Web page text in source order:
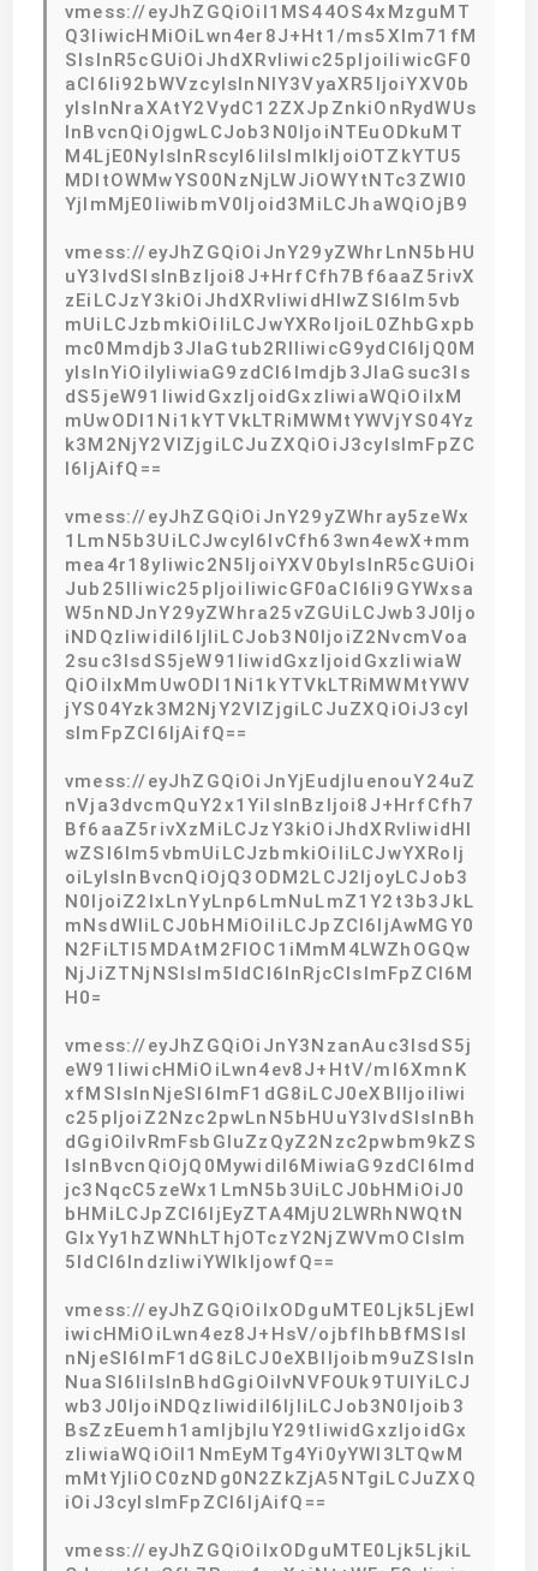
vmess://eyJhZGQiOiI1MS44OS4xMzguMT
Q3IiwicHMiOiLwn4er8J+Ht1/ms5Xlm71fM
SIsInR5cGUiOiJhdXRvIiwic25pIjoiIiwicGF0
aCI6Ii92bWVzcyIsInNlY3VyaXR5IjoiYXV0b
yIsInNraXAtY2VydC12ZXJpZnkiOnRydWUs
InBvcnQiOjgwLCJob3N0IjoiNTEuODkuMT
M4LjE0NyIsInRscyI6IiIsImlkIjoiOTZkYTU5
MDItOWMwYS00NzNjLWJiOWYtNTc3ZWI0
YjlmMjE0IiwibmV0Ijoid3MiLCJhaWQiOjB9
vmess://eyJhZGQiOiJnY29yZWhrLnN5bHU
uY3lvdSIsInBzIjoi8J+HrfCfh7Bf6aaZ5rivX
zEiLCJzY3kiOiJhdXRvIiwidHlwZSI6Im5vb
mUiLCJzbmkiOiIiLCJwYXRoIjoiL0ZhbGxpb
mc0Mmdjb3JlaGtub2RlIiwicG9ydCI6IjQ0M
yIsInYiOiIyIiwiaG9zdCI6Imdjb3JlaGsuc3ls
dS5jeW91IiwidGxzIjoidGxzIiwiaWQiOiIxM
mUwODI1Ni1kYTVkLTRiMWMtYWVjYS04Yz
k3M2NjY2VlZjgiLCJuZXQiOiJ3cyIsImFpZC
I6IjAifQ==
vmess://eyJhZGQiOiJnY29yZWhray5zeWx
1LmN5b3UiLCJwcyI6IvCfh63wn4ewX+mm
mea4r18yIiwic2N5IjoiYXV0byIsInR5cGUiOi
Jub25lIiwic25pIjoiIiwicGF0aCI6Ii9GYWxsa
W5nNDJnY29yZWhra25vZGUiLCJwb3J0Ijo
iNDQzIiwidiI6IjIiLCJob3N0IjoiZ2NvcmVoa
2suc3lsdS5jeW91IiwidGxzIjoidGxzIiwiaW
QiOiIxMmUwODI1Ni1kYTVkLTRiMWMtYWV
jYS04Yzk3M2NjY2VlZjgiLCJuZXQiOiJ3cyI
sImFpZCI6IjAifQ==
vmess://eyJhZGQiOiJnYjEudjIuenouY24uZ
nVja3dvcmQuY2x1YiIsInBzIjoi8J+HrfCfh7
Bf6aaZ5rivXzMiLCJzY3kiOiJhdXRvIiwidHl
wZSI6Im5vbmUiLCJzbmkiOiIiLCJwYXRoIj
oiLyIsInBvcnQiOjQ3ODM2LCJ2IjoyLCJob3
N0IjoiZ2IxLnYyLnp6LmNuLmZ1Y2t3b3JkL
mNsdWIiLCJ0bHMiOiIiLCJpZCI6IjAwMGY0
N2FiLTI5MDAtM2FlOC1iMmM4LWZhOGQw
NjJiZTNjNSIsIm5ldCI6InRjcCIsImFpZCI6M
H0=
vmess://eyJhZGQiOiJnY3NzanAuc3lsdS5j
eW91IiwicHMiOiLwn4ev8J+HtV/ml6XmnK
xfMSIsInNjeSI6ImF1dG8iLCJ0eXBlIjoiIiwi
c25pIjoiZ2Nzc2pwLnN5bHUuY3lvdSIsInBh
dGgiOiIvRmFsbGluZzQyZ2Nzc2pwbm9kZS
IsInBvcnQiOjQ0MywidiI6MiwiaG9zdCI6Imd
jc3NqcC5zeWx1LmN5b3UiLCJ0bHMiOiJ0
bHMiLCJpZCI6IjEyZTA4MjU2LWRhNWQtN
GIxYy1hZWNhLThjOTczY2NjZWVmOCIsIm
5ldCI6IndzIiwiYWlkIjowfQ==
vmess://eyJhZGQiOiIxODguMTE0Ljk5LjEwI
iwicHMiOiLwn4ez8J+HsV/ojbflhbBfMSIsI
nNjeSI6ImF1dG8iLCJ0eXBlIjoibm9uZSIsIn
NuaSI6IiIsInBhdGgiOiIvNVFOUk9TUlYiLCJ
wb3J0IjoiNDQzIiwidiI6IjIiLCJob3N0Ijoib3
BsZzEuemh1amljbjIuY29tIiwidGxzIjoidGx
zIiwiaWQiOiI1NmEyMTg4Yi0yYWI3LTQwM
mMtYjliOC0zNDg0N2ZkZjA5NTgiLCJuZXQ
iOiJ3cyIsImFpZCI6IjAifQ==
vmess://eyJhZGQiOiIxODguMTE0Ljk5LjkiL